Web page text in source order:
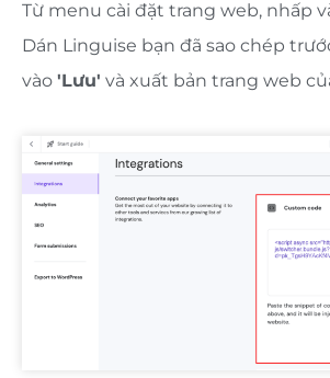
Từ menu cài đặt trang web, nhấp
Dán Linguise bạn đã sao chép
vào 'Lưu' và xuất bản trang web